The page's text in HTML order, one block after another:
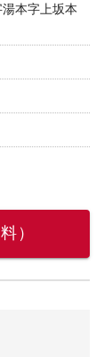
本字上坂本
）